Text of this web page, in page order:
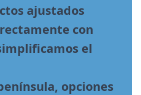
ajustados
con
el
opciones